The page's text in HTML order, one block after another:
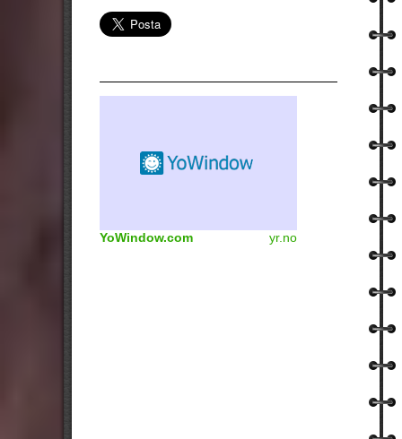
YoWindow.com yr.no